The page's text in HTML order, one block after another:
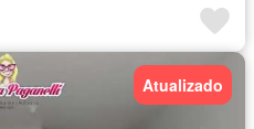
Atualizado